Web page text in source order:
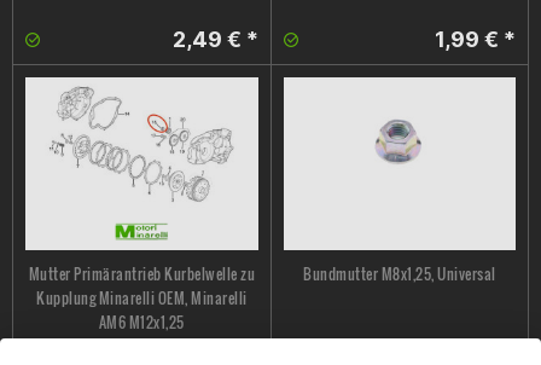
2,49 € * 1,99 € *
Mutter Primärantrieb Kurbelwelle zu
Kupplung Minarelli OEM, Minarelli
AM6 M12x1,25
Bundmutter M8x1,25, Universal